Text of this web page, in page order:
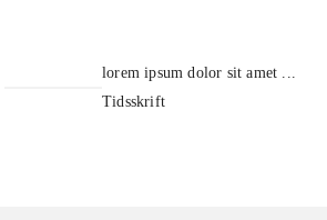
lorem ipsum dolor sit amet ...
Tidsskrift